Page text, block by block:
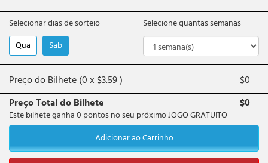
Selecionar dias de sorteio
Qua
Sab
Selecione quantas semanas
Preço do Bilhete (0x $3.59) $0
Preço Total do Bilhete
$0
Este bilhete ganha0 pontos no seu próximo JOGO GRATUITO
Adicionar ao Carrinho